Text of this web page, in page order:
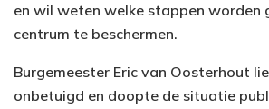
en wil weten welke stappen worden
centrum te beschermen.
Burgemeester Eric van Oosterhout
onbetuigd en doopte de situatie